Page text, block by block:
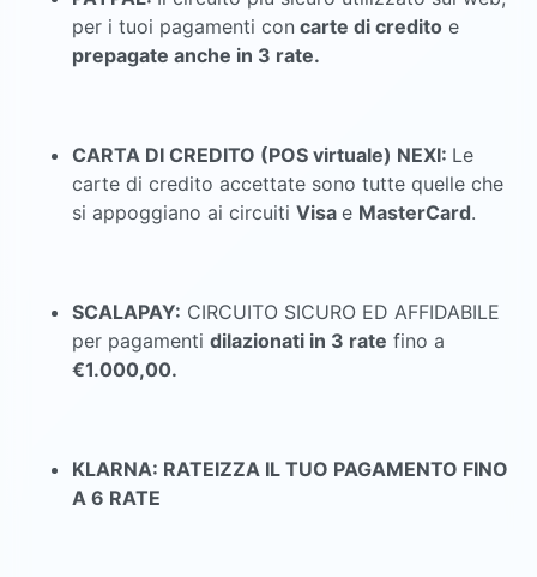
per i tuoi pagamenti con carte di credito e
prepagate anche in 3 rate.
CARTA DI CREDITO (POS virtuale) NEXI: Le
carte di credito accettate sono tutte quelle che
si appoggiano ai circuiti Visa e MasterCard.
SCALAPAY: CIRCUITO SICURO ED AFFIDABILE
per pagamenti dilazionati in 3 rate fino a
€1.000,00.
KLARNA: RATEIZZA IL TUO PAGAMENTO FINO
A 6 RATE